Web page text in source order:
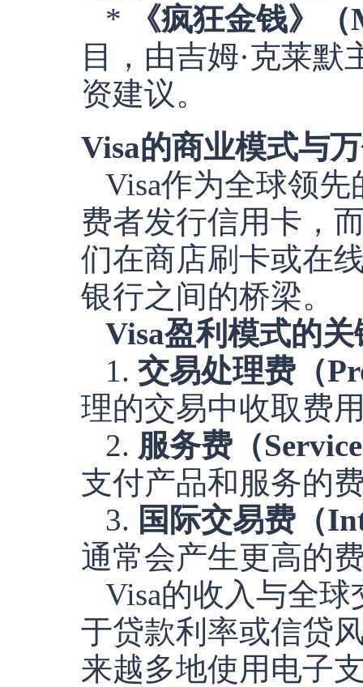
*
《疯狂金钱》
目，由吉姆·克莱
资建议。
Visa的商业模式与
Visa作为全球领
费者发行信用卡，
们在商店刷卡或在
银行之间的桥梁。
Visa盈利模式的
1. 交易处理费（
理的交易中收取费
2. 服务费（
支付产品和服务的
3. 国际交易费（
通常会产生更高的
Visa的收入与全
于贷款利率或信贷
来越多地使用电子